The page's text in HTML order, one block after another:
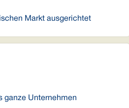
Markt ausgerichtet
ganze Unternehmen